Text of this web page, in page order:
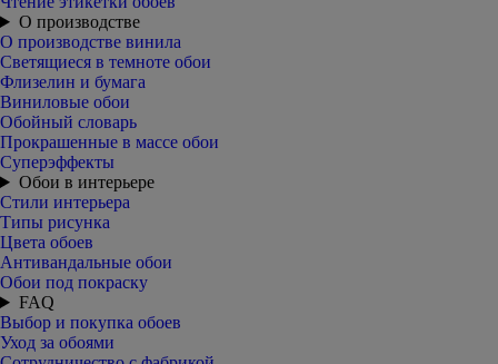
О производстве
О производстве винила
Светящиеся в темноте обои
Флизелин и бумага
Виниловые обои
Обойный словарь
Прокрашенные в массе обои
Суперэффекты
Обои в интерьере
Стили интерьера
Типы рисунка
Цвета обоев
Антивандальные обои
Обои под покраску
FAQ
Выбор и покупка обоев
Уход за обоями